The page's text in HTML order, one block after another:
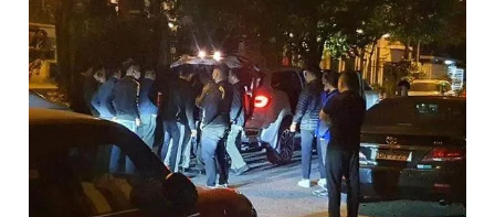
Tổng biên tập: Nguyễn Ngọc Toàn
Phó tổng biên tập thường trực: Hải Thành
Phó tổng biên tập: Lâm Hiếu Dũng
Phó tổng biên tập: Trần Việt Hưng
Tổng thư ký tòa soạn: Đức Trung
Giấy phép xuất bản số 110/GP - BTTTT cấp ngày 24.3.2020
© 2003-2026 Bản quyền thuộc về Báo Thanh Niên. Cấm sao
chép dưới mọi hình thức nếu không có sự chấp thuận bằng văn
bản. Phát triển bởi ePi Technologies, JSC.